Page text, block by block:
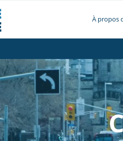
À propos